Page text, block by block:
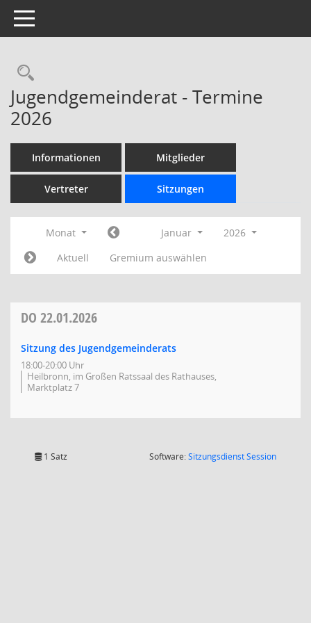
Toggle navigation
Rechercheauswahl
Jugendgemeinderat - Termine
2026
Informationen Mitglieder
Vertreter Sitzungen
Monat Januar
2026
Aktuell
Gremium auswählen
DO 22.01.2026
Sitzung des Jugendgemeinderats
18:00-20:00 Uhr
Heilbronn, im Großen Ratssaal des Rathauses,
Marktplatz 7
1 Satz Software:SitzungsdienstSession(Wird in